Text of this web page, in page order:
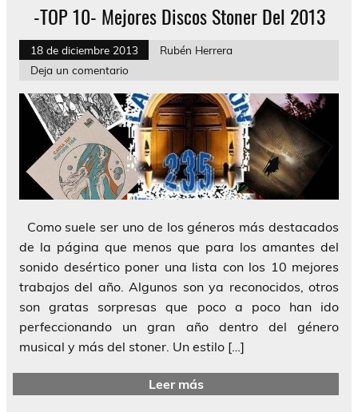
-TOP 10- Mejores Discos Stoner Del 2013
18 de diciembre 2013
Rubén Herrera
Deja un comentario
Como suele ser uno de los géneros más destacados
de la página que menos que para los amantes del
sonido desértico poner una lista con los 10 mejores
trabajos del año. Algunos son ya reconocidos, otros
son gratas sorpresas que poco a poco han ido
perfeccionando un gran año dentro del género
musical y más del stoner. Un estilo […]
Leer más